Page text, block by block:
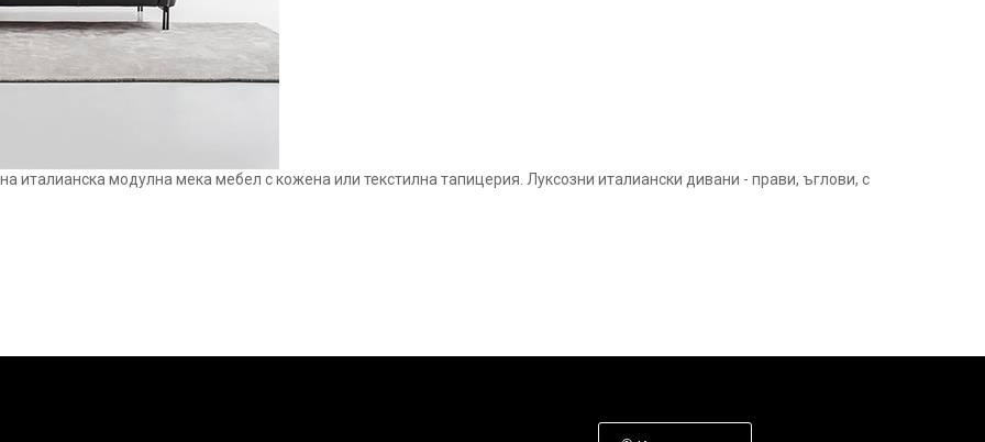
италианска модулна мека мебел с кожена или текстилна тапицерия. Луксозни италиански дивани - прави, ъглови, с